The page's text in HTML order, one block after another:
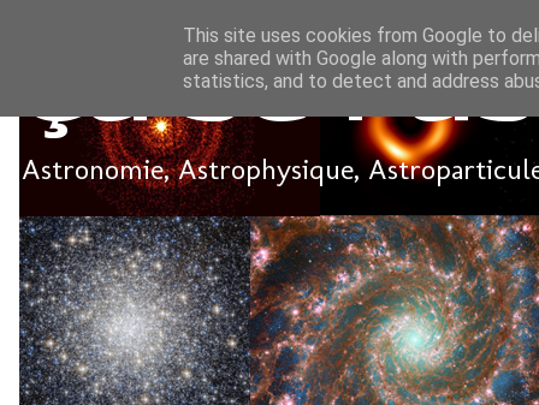
Ça se
Astronomie, Astrophysique,
This site uses cookies from Google to
are shared with Google along with
statistics, and to detect and address